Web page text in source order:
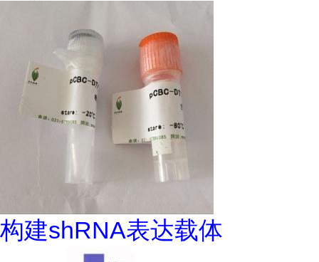
构建shRNA表达载体